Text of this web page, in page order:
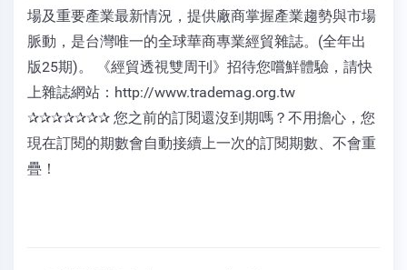
場及重要產業最新情況，提供廠商掌握產業趨勢與市場
脈動，是台灣唯一的全球華商專業經貿雜誌。(全年出
版25期)。 《經貿透視雙周刊》招待您嚐鮮體驗，請快
上雜誌網站：http://www.trademag.org.tw
✰✰✰✰✰✰✰ 您之前的訂閱還沒到期嗎？不用擔心，您
現在訂閱的期數會自動接續上一次的訂閱期數、不會重
疊！